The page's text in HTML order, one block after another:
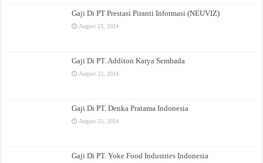
Gaji Di PT Prestasi Piranti Informasi (NEUVIZ)
August 23, 2024
Gaji Di PT. Additon Karya Sembada
August 23, 2024
Gaji Di PT. Denka Pratama Indonesia
August 23, 2024
Gaji Di PT. Yoke Food Industries Indonesia